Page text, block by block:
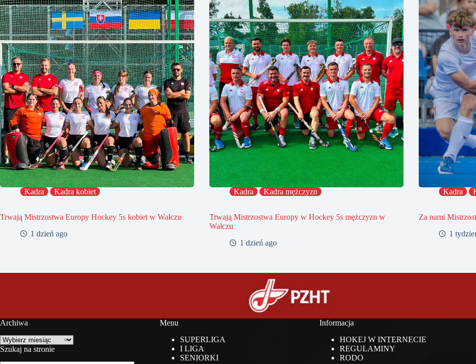
Kadra Kadra kobiet
Trwają Mistrzostwa Europy Hockey 5s kobiet w Wałczu
1 dzień ago
Kadra Kadra mężczyzn
Trwają Mistrzostwa Europy w Hockey 5s mężczyzn w
Wałczu
1 dzień ago
Kadra
Za nami
1
Archiwa
Archiwa
Szukaj na stronie
Menu
SUPERLIGA
I LIGA
SENIORKI
Informacja
HOKEJ W INTERNECIE
REGULAMINY
RODO